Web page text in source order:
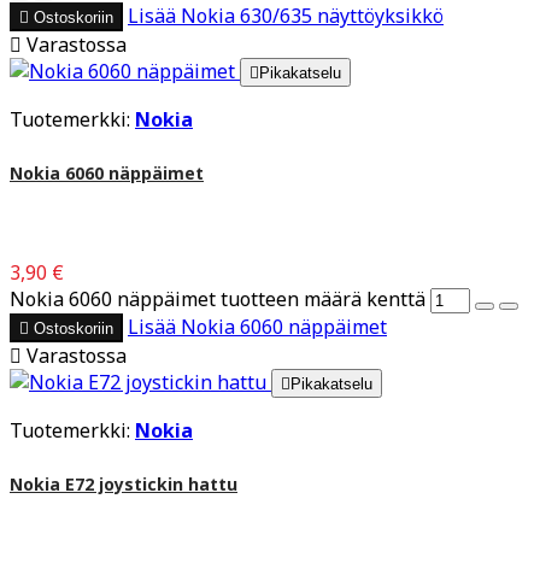
 Ostoskoriin Lisää Nokia 630/635 näyttöyksikkö
 Varastossa
 Pikakatselu
Tuotemerkki: Nokia
Nokia 6060 näppäimet
3,90 €
Nokia 6060 näppäimet tuotteen määrä kenttä
 Ostoskoriin Lisää Nokia 6060 näppäimet
 Varastossa
 Pikakatselu
Tuotemerkki: Nokia
Nokia E72 joystickin hattu